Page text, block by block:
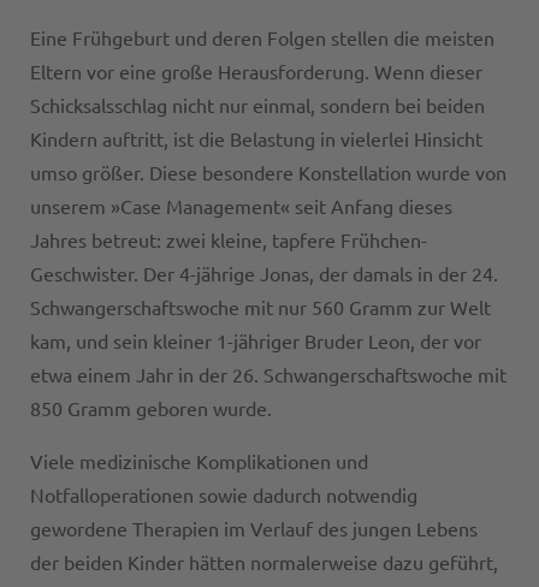
Eine Frühgeburt und deren Folgen stellen die meisten
Eltern vor eine große Herausforderung. Wenn dieser
Schicksalsschlag nicht nur einmal, sondern bei beiden
Kindern auftritt, ist die Belastung in vielerlei Hinsicht
umso größer. Diese besondere Konstellation wurde von
unserem »Case Management« seit Anfang dieses
Jahres betreut: zwei kleine, tapfere Frühchen-
Geschwister. Der 4-jährige Jonas, der damals in der 24.
Schwangerschaftswoche mit nur 560 Gramm zur Welt
kam, und sein kleiner 1-jähriger Bruder Leon, der vor
etwa einem Jahr in der 26. Schwangerschaftswoche mit
850 Gramm geboren wurde.
Viele medizinische Komplikationen und
Notfalloperationen sowie dadurch notwendig
gewordene Therapien im Verlauf des jungen Lebens
der beiden Kinder hätten normalerweise dazu geführt,